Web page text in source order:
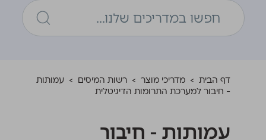
דף הבית > מדריכי מוצר > רשות המיסים > עמותות
- חיבור למערכת התרומות הדיגיטלית
עמותות - חיבור